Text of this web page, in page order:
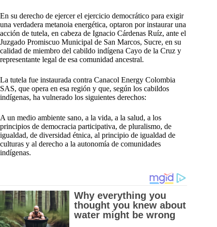
En su derecho de ejercer el ejercicio democrático para exigir
una verdadera metanoia energética, optaron por instaurar una
acción de tutela, en cabeza de Ignacio Cárdenas Ruíz, ante el
Juzgado Promiscuo Municipal de San Marcos, Sucre, en su
calidad de miembro del cabildo indígena Cayo de la Cruz y
representante legal de esa comunidad ancestral.
La tutela fue instaurada contra Canacol Energy Colombia
SAS, que opera en esa región y que, según los cabildos
indígenas, ha vulnerado los siguientes derechos:
A un medio ambiente sano, a la vida, a la salud, a los
principios de democracia participativa, de pluralismo, de
igualdad, de diversidad étnica, al principio de igualdad de
culturas y al derecho a la autonomía de comunidades
indígenas.